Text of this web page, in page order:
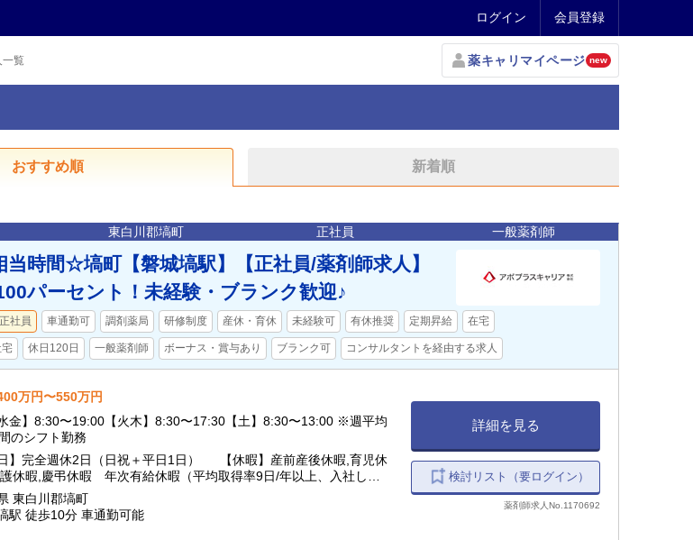
ログイン 会員登録
一覧 薬キャリマイページ new
おすすめ順 新着順
東白川郡塙町 正社員 一般薬剤師
時間☆塙町【磐城塙駅】【正社員/薬剤師求人】
パーセント！未経験・ブランク歓迎♪
正社員 車通勤可 調剤薬局 研修制度 産休・育休 未経験可 有休推奨 定期昇給 在宅
休日120日 一般薬剤師 ボーナス・賞与あり ブランク可 コンサルタントを経由する求人
万円〜550万円
水金】8:30〜19:00【火木】8:30〜17:30【土】8:30〜13:00 ※週平均
のシフト勤務
日】完全週休2日（日祝＋平日1日） 【休暇】産前産後休暇,育児休
休暇,慶弔休暇 年次有給休暇（平均取得率9日/年以上、入社した
入社月に応じた日数付与） 特別休暇（配偶者の出産2日間、弔事
間、裁判員裁判5日間、転勤2〜3日間） 連続休暇制度（最長9日
年度5日間） 【年間休日】126日
東白川郡塙町
駅 徒歩10分 車通勤可能
詳細を見る
検討リスト（要ログイン）
薬剤師求人No.1170692